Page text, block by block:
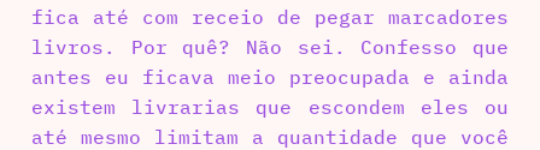
fica até com receio de pegar marcadores
livros. Por quê? Não sei. Confesso que
antes eu ficava meio preocupada e ainda
existem livrarias que escondem eles ou
até mesmo limitam a quantidade que você